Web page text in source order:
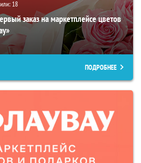
18
заказ на маркетплейсе цветов
ПОДРОБНЕЕ